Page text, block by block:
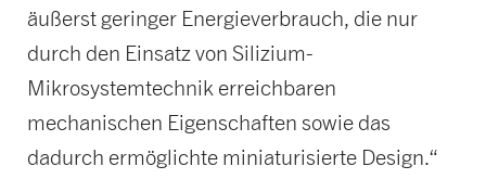
äußerst geringer Energieverbrauch, die nur
durch den Einsatz von Silizium-
Mikrosystemtechnik erreichbaren
mechanischen Eigenschaften sowie das
dadurch ermöglichte miniaturisierte Design.“